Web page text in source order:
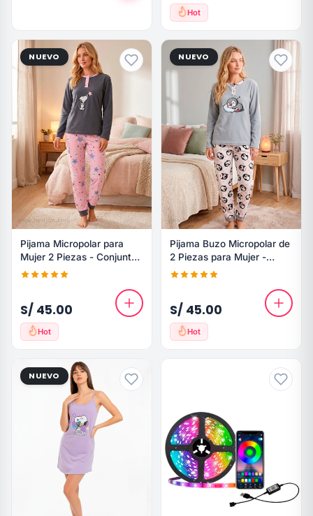
Hot
NUEVO
Pijama Micropolar para
Mujer 2 Piezas - Conjunto
Buzo Estrellas y Snoopy
S/ 45.00
Hot
NUEVO
Pijama Buzo Micropolar de
2 Piezas para Mujer -
Diseño Pingüino
S/ 45.00
Hot
NUEVO